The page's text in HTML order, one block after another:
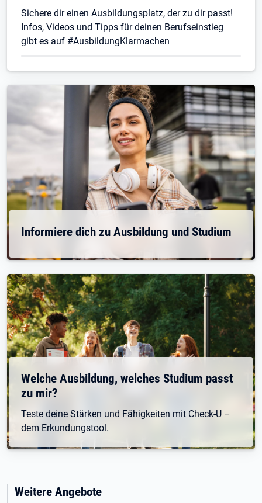
Sichere dir einen Ausbildungsplatz, der zu dir passt!
Infos, Videos und Tipps für deinen Berufseinstieg
gibt es auf #AusbildungKlarmachen
Informiere dich zu Ausbildung und Studium
Welche Ausbildung, welches Studium passt
zu mir?
Teste deine Stärken und Fähigkeiten mit Check-U –
dem Erkundungstool.
Weitere Angebote